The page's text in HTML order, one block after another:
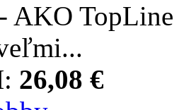
AKO
26,08 €